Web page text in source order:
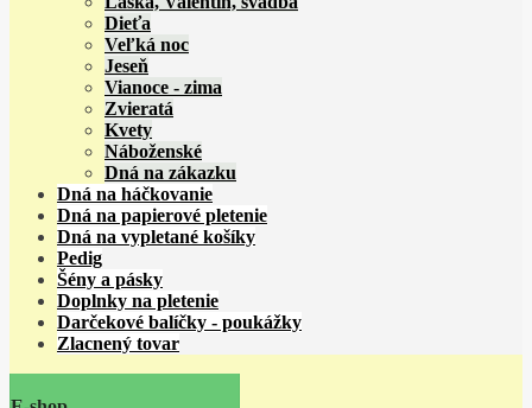
Dieťa
Veľká noc
Jeseň
Vianoce - zima
Zvieratá
Kvety
Náboženské
Dná na zákazku
Dná na háčkovanie
Dná na papierové pletenie
Dná na vypletané košíky
Pedig
Šény a pásky
Doplnky na pletenie
Darčekové balíčky - poukážky
Zlacnený tovar